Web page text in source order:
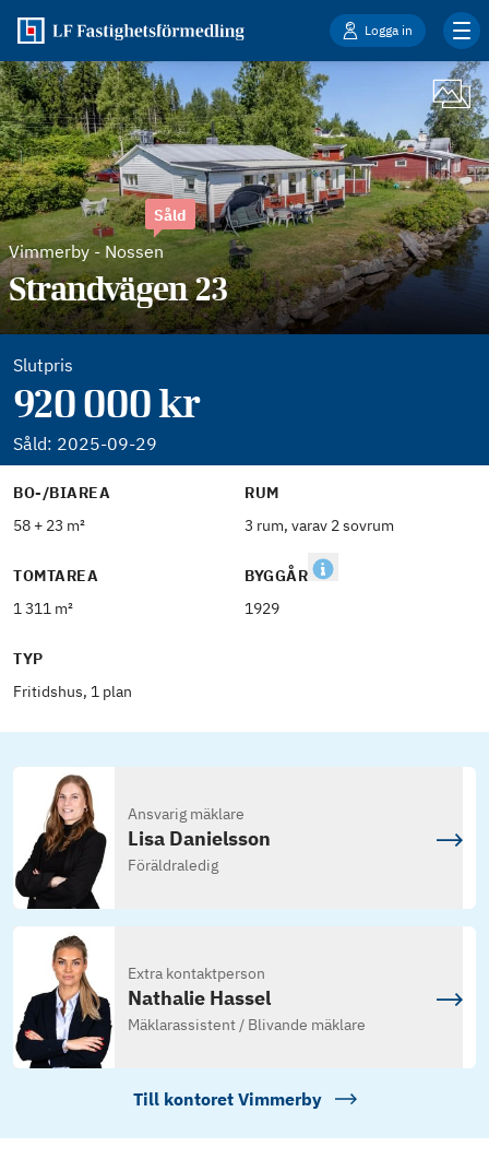
Logga in
Vimmerby- Nossen
Såld
Strandvägen 23
Slutpris
920 000 kr
Såld: 2025-09-29
BO-/BIAREA
58 + 23 m²
RUM
3 rum, varav 2 sovrum
TOMTAREA
1 311 m²
BYGGÅR
1929
TYP
Fritidshus, 1 plan
Ansvarig mäklare
Lisa Danielsson
Föräldraledig
Extra kontaktperson
Nathalie Hassel
Mäklarassistent / Blivande mäklare
Till kontoret Vimmerby